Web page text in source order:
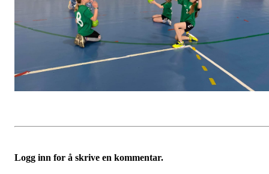
Logg inn for å skrive en kommentar.